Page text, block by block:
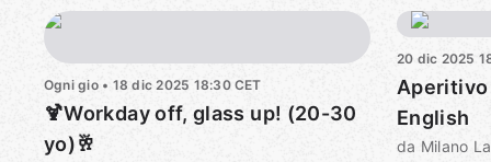
Ogni gio• 18 dic 2025 18:30 CET
🍹Workday off, glass up! (20-30
yo)🥂
20 dic 2025
Aperitivo
English